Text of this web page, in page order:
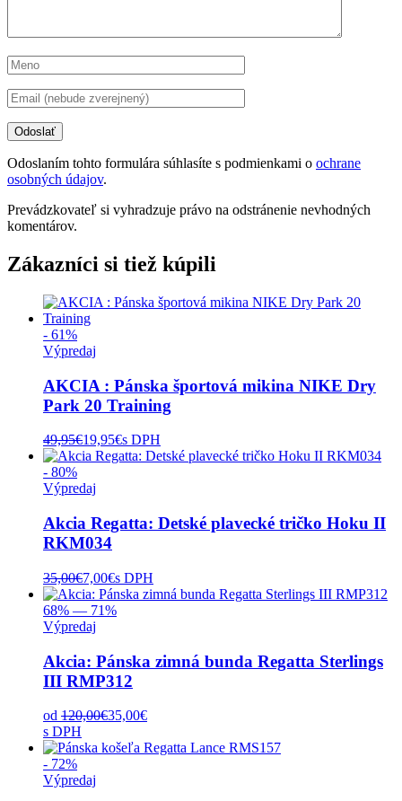
Odoslaním tohto formulára súhlasíte s podmienkami o ochrane
osobných údajov.
Prevádzkovateľ si vyhradzuje právo na odstránenie nevhodných
komentárov.
Zákazníci si tiež kúpili
- 61%
Výpredaj
AKCIA : Pánska športová mikina NIKE Dry
Park 20 Training
49,95€19,95€s DPH
- 80%
Výpredaj
Akcia Regatta: Detské plavecké tričko Hoku II
RKM034
35,00€7,00€s DPH
68% — 71%
Výpredaj
Akcia: Pánska zimná bunda Regatta Sterlings
III RMP312
od 120,00€35,00€
s DPH
- 72%
Výpredaj